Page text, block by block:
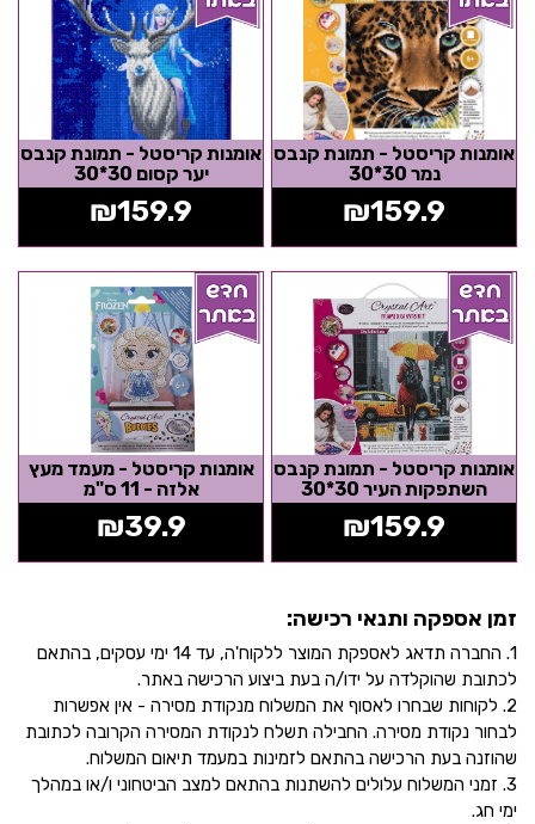
אומנות קריסטל - תמונת קנבס
נמר 30*30
₪159.9
אומנות קריסטל - תמונת קנבס
יער קסום 30*30
₪159.9
אומנות קריסטל - תמונת קנבס
השתפקות העיר 30*30
₪159.9
אומנות קריסטל - מעמד מעץ
אלזה - 11 ס"מ
₪39.9
זמן אספקה ותנאי רכישה:
1. החברה תדאג לאספקת המוצר ללקוח'ה, עד 14 ימי עסקים, בהתאם
לכתובת שהוקלדה על ידו/ה בעת ביצוע הרכישה באתר.
2. לקוחות שבחרו לאסוף את המשלוח מנקודת מסירה - אין אפשרות
לבחור נקודת מסירה. החבילה תשלח לנקודת המסירה הקרובה לכתובת
שהוזנה בעת הרכישה בהתאם לזמינות במעמד תיאום המשלוח.
3. זמני המשלוח עלולים להשתנות בהתאם למצב הביטחוני ו/או במהלך
ימי חג.